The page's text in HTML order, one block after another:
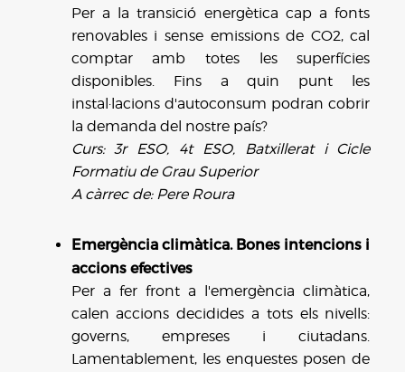
Per a la transició energètica cap a fonts
renovables i sense emissions de CO2, cal
comptar amb totes les superfícies
disponibles. Fins a quin punt les
instal·lacions d'autoconsum podran cobrir
la demanda del nostre país?
Curs: 3r ESO, 4t ESO, Batxillerat i Cicle
Formatiu de Grau Superior
A càrrec de: Pere Roura
Emergència climàtica. Bones intencions i
accions efectives
Per a fer front a l'emergència climàtica,
calen accions decidides a tots els nivells:
governs, empreses i ciutadans.
Lamentablement, les enquestes posen de